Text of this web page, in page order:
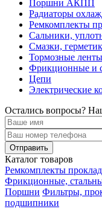
Поршни АКПП
Радиаторы
Ремкомплекты
Сальники,
Смазки,
Тормозные
Фрикционные и
Цепи
Электрические
Остались вопросы?
Каталог товаров
Ремкомплекты
Фрикционные,
Поршни Фильтры,
подшипники